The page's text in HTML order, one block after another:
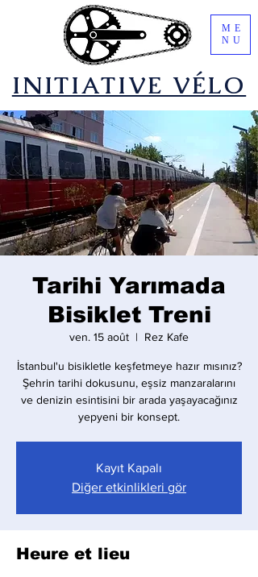
​INITIATIVE VÉLO
ME
NU
Tarihi Yarımada
Bisiklet Treni
ven. 15 août
  |
Rez Kafe
İstanbul'u bisikletle keşfetmeye hazır mısınız?
Şehrin tarihi dokusunu, eşsiz manzaralarını
ve denizin esintisini bir arada yaşayacağınız
yepyeni bir konsept.
Kayıt Kapalı
Diğer etkinlikleri gör
Heure et lieu